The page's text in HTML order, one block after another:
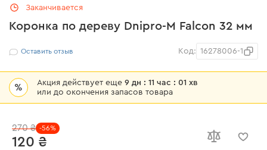
Коронка по дереву Dnipro-M Falcon 32 мм
Оставить отзыв Код: 16278006-1
% Акция действует еще9 дн : 11 час : 01 хв
или до окончения запасов товара
120 ₴
270 ₴ -56%
Заканчивается